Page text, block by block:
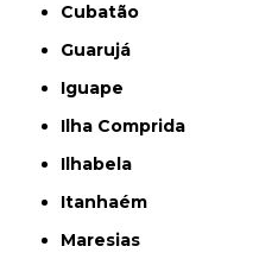
Cubatão
Guarujá
Iguape
Ilha Comprida
Ilhabela
Itanhaém
Maresias